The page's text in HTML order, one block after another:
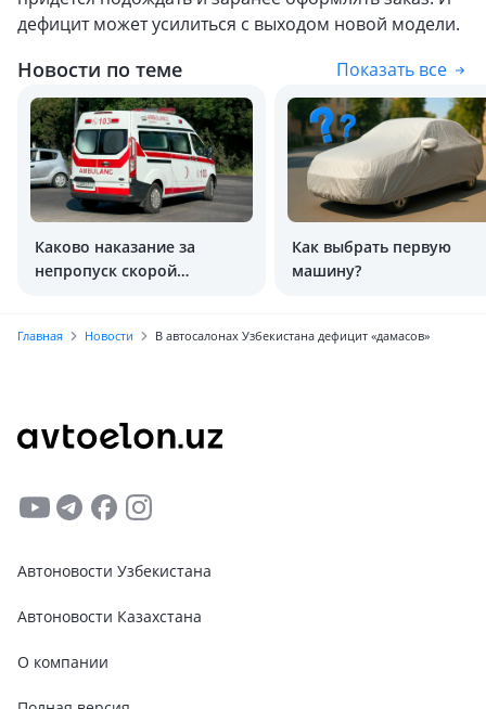
дефицит может усилиться с выходом новой модели.
Новости по теме Показать все
Каково наказание за
непропуск скорой
Как выбрать первую
машину?
Главная Новости В автосалонах Узбекистана дефицит «дамасов»
Автоновости Узбекистана
Автоновости Казахстана
О компании